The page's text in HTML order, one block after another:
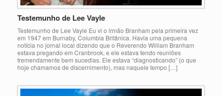
Testemunho de Lee Vayle
Testemunho de Lee Vayle Eu vi o irmão Branham pela primeira vez
em 1947 em Burnaby, Columbia Britânica. Havia uma pequena
notícia no jornal local dizendo que o Reverendo William Branham
estava pregando em Cranbrook, e ele estava tendo reuniões
tremendamente bem sucedias. Ele estava “diagnosticando” (o que
hoje chamamos de discernimento), mas naquele tempo […]